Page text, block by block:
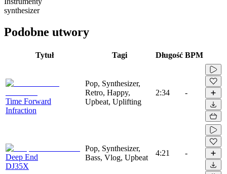
synthesizer
Podobne utwory
Tytuł Tagi Długość BPM
Time Forward
Infraction
Pop, Synthesizer,
Retro, Happy,
Upbeat, Uplifting
2:34 -
Deep End
DJ35X
Pop, Synthesizer,
Bass, Vlog, Upbeat
4:21 -